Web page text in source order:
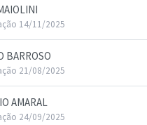
14/11/2025
BARROSO
21/08/2025
AMARAL
24/09/2025